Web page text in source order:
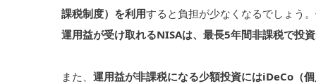
課税制度）を利用すると負担が少なくなるでしょう
運用益が受け取れるNISAは、最長5年間非課税で投
また、 運用益が非課税になる少額投資にはiDeCo（